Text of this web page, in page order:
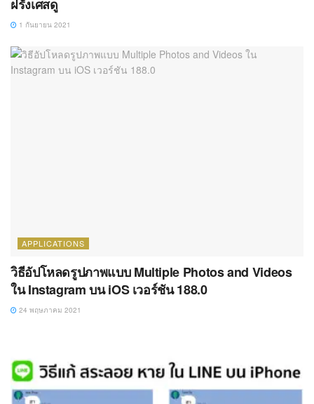
ฝรั่งเศสดู
1 กันยายน 2021
APPLICATIONS
วิธีอัปโหลดรูปภาพแบบ Multiple Photos and Videos
ใน Instagram บน iOS เวอร์ชัน 188.0
24 พฤษภาคม 2021